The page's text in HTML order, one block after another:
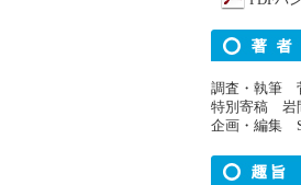
調査・執筆
特別寄稿 岩
企画・編集